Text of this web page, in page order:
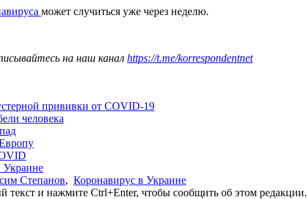
может случиться уже через неделю.
на наш канал https://t.me/korrespondentnet
прививки от COVID-19
человека
Украине
Степанов, Коронавирус в Украине
и нажмите Ctrl+Enter, чтобы сообщить об этом редакции.